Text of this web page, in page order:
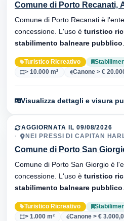
Comune di Porto Recanati,
Comune di Porto Recanati è
concessione. L'uso è turistico
stabilimento balneare pubblico
Turistico Ricreativo
> 10.000 m²
Canone > €
Visualizza dettagli e visura
AGGIORNATA IL 09/08/2026
NEI PRESSI DI CAPITAN
Comune di Porto San
Comune di Porto San Giorgio è
concessione. L'uso è turistico
stabilimento balneare pubblico
Turistico Ricreativo
> 1.000 m²
Canone > €